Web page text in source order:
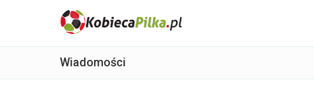
Wiadomości